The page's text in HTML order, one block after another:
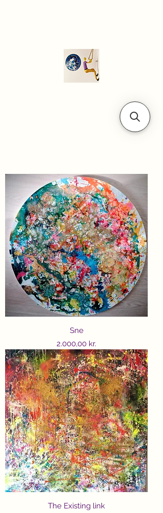
Sne
Price
2.000,00 kr.
The Existing link